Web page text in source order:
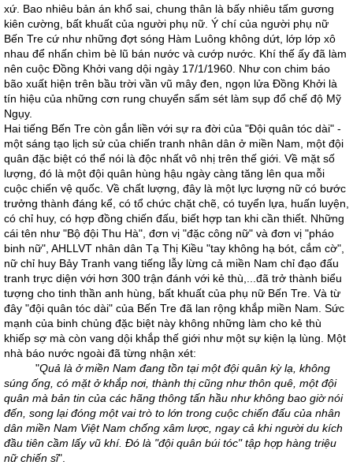
xứ. Bao nhiêu bản án khổ sai, chung thân là bấy nhiêu tấm gương
kiên cường, bất khuất của người phụ nữ. Ý chí của người phụ nữ
Bến Tre cứ như những đợt sóng Hàm Luông không dứt, lớp lớp xô
nhau để nhấn chìm bè lũ bán nước và cướp nước. Khí thế ấy đã làm
nên cuộc Đồng Khởi vang dội ngày 17/1/1960. Như con chim báo
bão xuất hiện trên bầu trời vần vũ mây đen, ngọn lửa Đồng Khởi là
tín hiệu của những cơn rung chuyển sấm sét làm sụp đổ chế độ Mỹ
Ngụy.
Hai tiếng Bến Tre còn gắn liền với sự ra đời của "Đội quân tóc dài" -
một sáng tạo lịch sử của chiến tranh nhân dân ở miền Nam, một đội
quân đặc biệt có thể nói là độc nhất vô nhị trên thế giới. Về mặt số
lượng, đó là một đội quân hùng hậu ngày càng tăng lên qua mỗi
cuộc chiến vệ quốc. Về chất lượng, đây là một lực lượng nữ có bước
trưởng thành đáng kể, có tổ chức chặt chẽ, có tuyển lựa, huấn luyện,
có chỉ huy, có hợp đồng chiến đấu, biết hợp tan khi cần thiết. Những
cái tên như "Bộ đội Thu Hà", đơn vị "đặc công nữ" và đơn vị "pháo
binh nữ", AHLLVT nhân dân Tạ Thị Kiều "tay không hạ bót, cắm cờ",
nữ chỉ huy Bảy Tranh vang tiếng lẫy lừng cả miền Nam chỉ đạo đấu
tranh trực diện với hơn 300 trận đánh với kẻ thù,...đã trở thành biểu
tượng cho tinh thần anh hùng, bất khuất của phụ nữ Bến Tre. Và từ
đây "đội quân tóc dài" của Bến Tre đã lan rộng khắp miền Nam. Sức
mạnh của binh chủng đặc biệt này không những làm cho kẻ thù
khiếp sợ mà còn vang dội khắp thế giới như một sự kiện lạ lùng. Một
nhà báo nước ngoài đã từng nhận xét:
"Quả là ở miền Nam đang tồn tại một đội quân kỳ lạ, không
súng ống, có mặt ở khắp nơi, thành thị cũng như thôn quê, một đội
quân mà bản tin của các hãng thông tấn hầu như không bao giờ nói
đến, song lại đóng một vai trò to lớn trong cuộc chiến đấu của nhân
dân miền Nam Việt Nam chống xâm lược, ngay cả khi người du kích
đầu tiên cầm lấy vũ khí. Đó là "đội quân búi tóc" tập hợp hàng triệu
nữ chiến sĩ".